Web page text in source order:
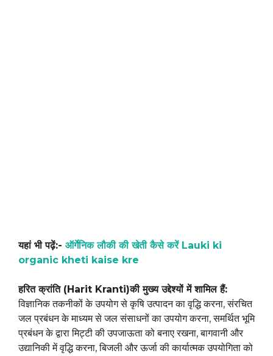
यहां भी पढ़ें:- ऑर्गेनिक लौकी की खेती कैसे करें Lauki ki
organic kheti kaise kre
हरित क्रांति (Harit Kranti)की मुख्य उद्देश्यों में शामिल हैं:
विज्ञानिक तकनीकों के उपयोग से कृषि उत्पादन का वृद्धि करना, संरचित
जल प्रबंधन के माध्यम से जल संसाधनों का उपयोग करना, समर्थित भूमि
प्रबंधन के द्वारा मिट्टी की उपजाऊता को बनाए रखना, बागवानी और
उद्यानिकी में वृद्धि करना, बिजली और ऊर्जा की कार्यात्मक उपयोगिता को